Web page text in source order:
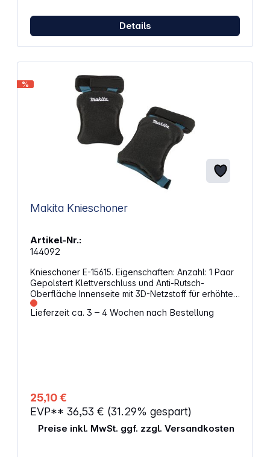
Details
%
Makita Knieschoner
Artikel-Nr.:
144092
Knieschoner E-15615. Eigenschaften: Anzahl: 1 Paar
Gepolstert Klettverschluss und Anti-Rutsch-
Oberfläche Innenseite mit 3D-Netzstoff für erhöhte
Atmungsaktivität und zur Vermeidung von
übermäßigem Schwitzen Abmessungen: 170 x 30 x
Lieferzeit ca. 3 – 4 Wochen nach Bestellung
25,10 €
EVP** 36,53 € (31.29% gespart)
Preise inkl. MwSt. ggf. zzgl. Versandkosten